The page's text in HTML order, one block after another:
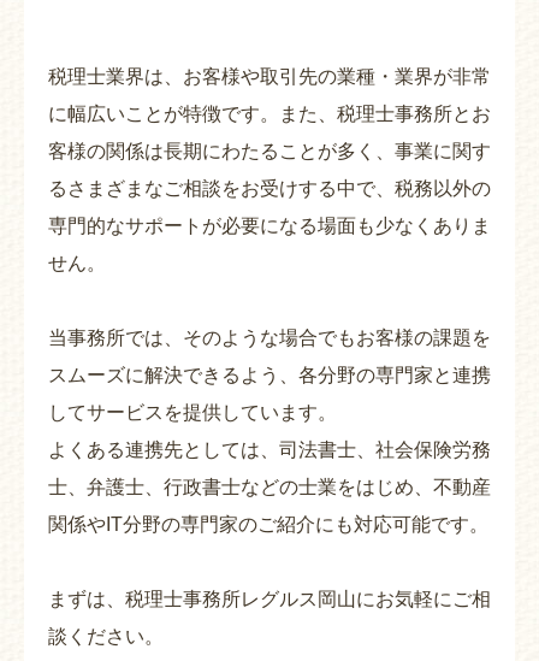
税理士業界は、お客様や取引先の業種・業界が非常
に幅広いことが特徴です。また、税理士事務所とお
客様の関係は長期にわたることが多く、事業に関す
るさまざまなご相談をお受けする中で、税務以外の
専門的なサポートが必要になる場面も少なくありま
せん。
当事務所では、そのような場合でもお客様の課題を
スムーズに解決できるよう、各分野の専門家と連携
してサービスを提供しています。
よくある連携先としては、司法書士、社会保険労務
士、弁護士、行政書士などの士業をはじめ、不動産
関係やIT分野の専門家のご紹介にも対応可能です。
まずは、税理士事務所レグルス岡山にお気軽にご相
談ください。